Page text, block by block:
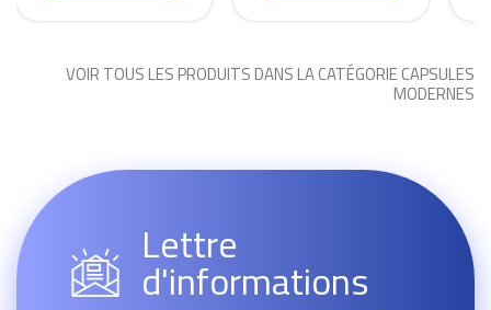
VOIR TOUS LES PRODUITS DANS LA CATÉGORIE CAPSULES
MODERNES
Lettre
d'informations